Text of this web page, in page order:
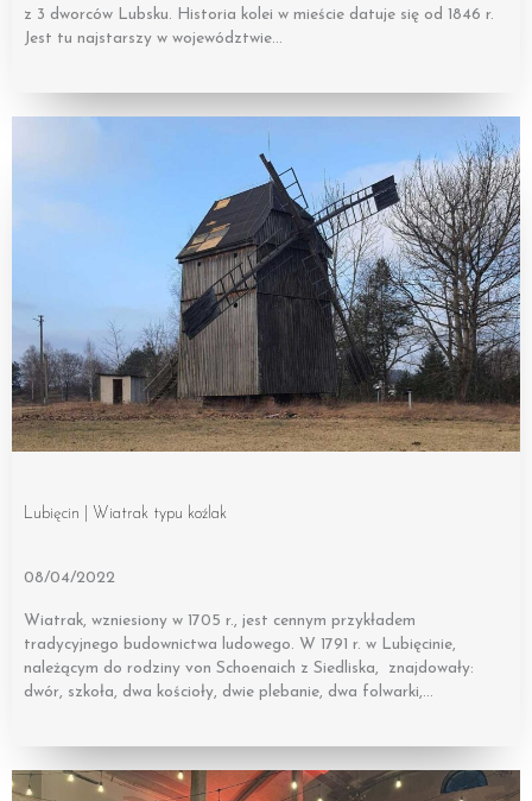
z 3 dworców Lubsku. Historia kolei w mieście datuje się od 1846 r.
Jest tu najstarszy w województwie…
Lubięcin | Wiatrak typu koźlak
08/04/2022
Wiatrak, wzniesiony w 1705 r., jest cennym przykładem
tradycyjnego budownictwa ludowego. W 1791 r. w Lubięcinie,
należącym do rodziny von Schoenaich z Siedliska, znajdowały:
dwór, szkoła, dwa kościoły, dwie plebanie, dwa folwarki,…